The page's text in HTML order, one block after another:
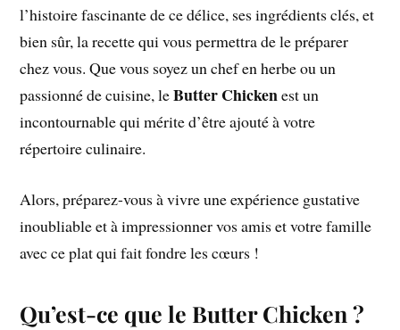
l’histoire fascinante de ce délice, ses ingrédients clés, et
bien sûr, la recette qui vous permettra de le préparer
chez vous. Que vous soyez un chef en herbe ou un
passionné de cuisine, leButter Chickenest un
incontournable qui mérite d’être ajouté à votre
répertoire culinaire.
Alors, préparez-vous à vivre une expérience gustative
inoubliable et à impressionner vos amis et votre famille
avec ce plat qui fait fondre les cœurs !
Qu’est-ce que le Butter Chicken ?